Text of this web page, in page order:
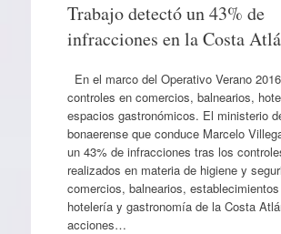
Trabajo detectó un 43% de
infracciones en la Costa
En el marco del Operativo Verano
controles en comercios, balnearios,
espacios gastronómicos. El ministerio
bonaerense que conduce Marcelo
un 43% de infracciones tras los
realizados en materia de higiene y
comercios, balnearios,
hotelería y gastronomía de la Costa
acciones…